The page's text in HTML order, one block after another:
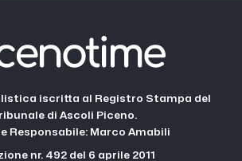
iscritta al Registro Stampa del
di Ascoli Piceno.
Responsabile: Marco Amabili
nr. 492 del 6 aprile 2011